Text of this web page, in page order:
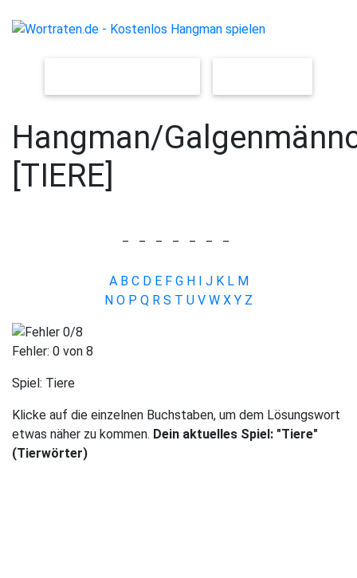
Hangman/
[TIERE]
A B C D E F G H I J K L M
N O P Q R S T U V W X Y Z
Fehler: 0 von 8
Spiel: Tiere
Klicke auf die einzelnen Buchstaben, um dem Lösungswort
etwas näher zu kommen. Dein aktuelles Spiel: "Tiere"
(Tierwörter)